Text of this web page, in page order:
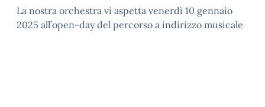
La nostra orchestra vi aspetta venerdì 10 gennaio
2025 all’open-day del percorso a indirizzo musicale